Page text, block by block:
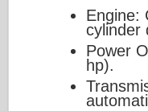
Engine:
cylinder
Power
hp).